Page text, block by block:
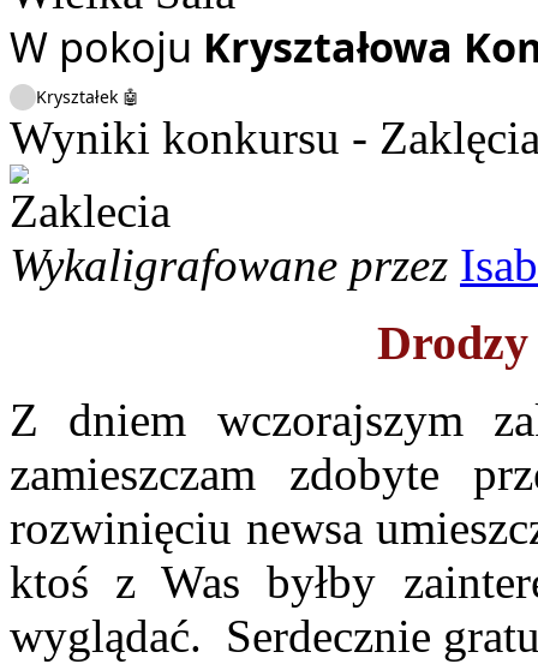
W pokoju Kryształowa
Kryształek 🤖
Wyniki konkursu -
Wykaligrafowane przez
Z dniem wczorajszym
zamieszczam zdobyte
rozwinięciu newsa
ktoś z Was byłby
wyglądać. Serdecznie